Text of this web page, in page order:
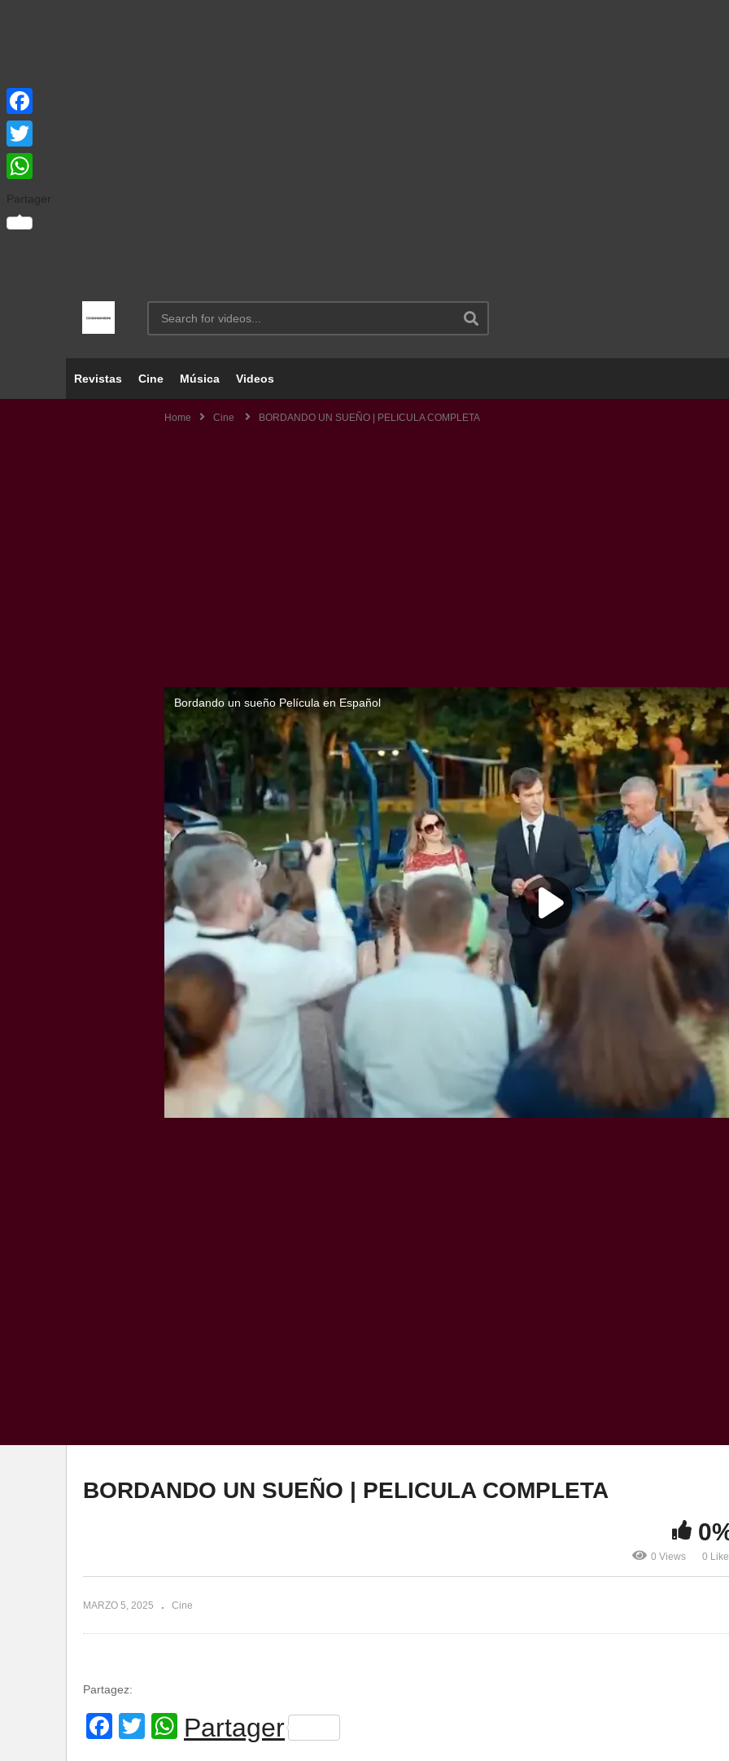
Revistas Cine Música Videos
Home Cine BORDANDO UN SUEÑO | PELICULA COMPLETA
BORDANDO UN SUEÑO | PELICULA COMPLETA
0 Views 0
MARZO 5, 2025 Cine
Partagez:
Facebook
Twitter
WhatsApp
Partager
Facebook
Twitter
WhatsApp
Partager